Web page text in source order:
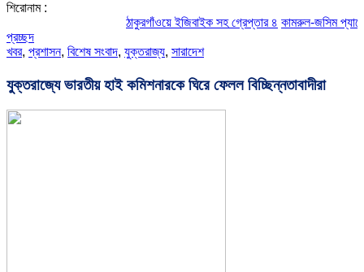
শিরোনাম :
ঠাকুরগাঁওয়ে ইজিবাইক সহ গ্রেপ্তার ৪ কামরুল-জসিম প্যানেলের
প্রচ্ছদ
খবর, প্রশাসন, বিশেষ সংবাদ, যুক্তরাজ্য, সারাদেশ
যুক্তরাজ্যে ভারতীয় হাই কমিশনারকে ঘিরে ফেলল বিচ্ছিন্নতাবাদীরা